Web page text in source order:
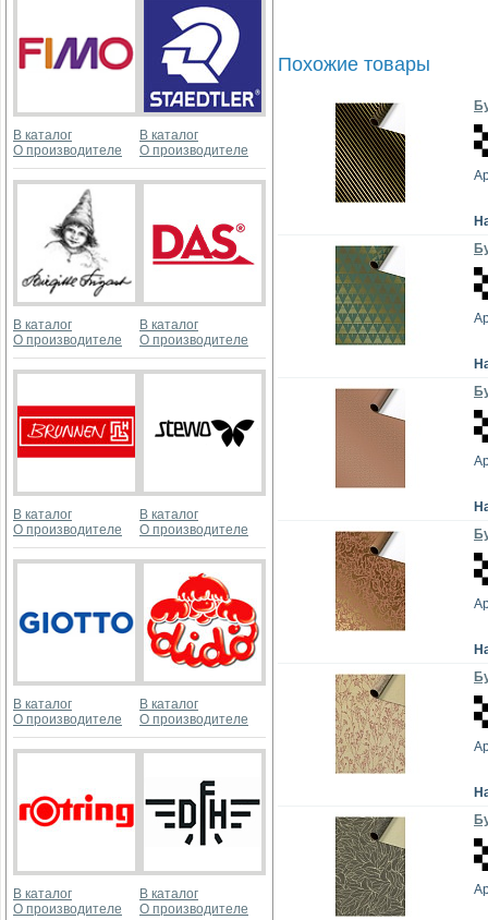
В каталог
О производителе
В каталог
О производителе
В каталог
О производителе
В каталог
О производителе
В каталог
О производителе
В каталог
О производителе
В каталог
О производителе
В каталог
О производителе
В каталог
О производителе
В каталог
О производителе
Похожие товары